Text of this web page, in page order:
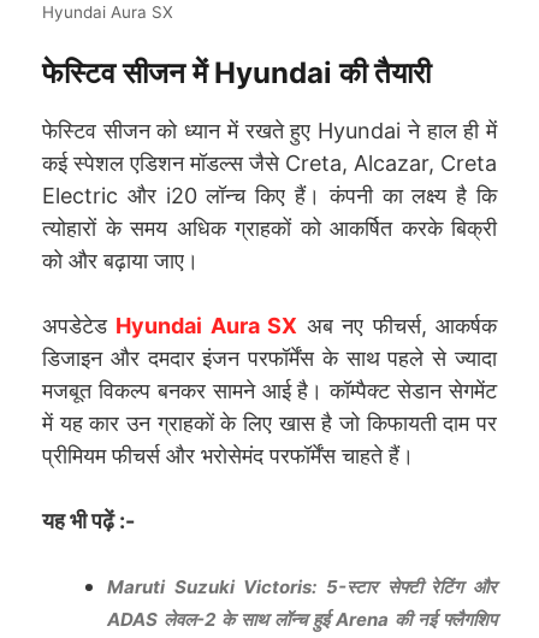
Hyundai Aura SX
फेस्टिव सीजन में Hyundai की तैयारी
फेस्टिव सीजन को ध्यान में रखते हुए Hyundai ने हाल ही में
कई स्पेशल एडिशन मॉडल्स जैसे Creta, Alcazar, Creta
Electric और i20 लॉन्च किए हैं। कंपनी का लक्ष्य है कि
त्योहारों के समय अधिक ग्राहकों को आकर्षित करके बिक्री
को और बढ़ाया जाए।
अपडेटेड Hyundai Aura SX अब नए फीचर्स, आकर्षक
डिजाइन और दमदार इंजन परफॉर्मेंस के साथ पहले से ज्यादा
मजबूत विकल्प बनकर सामने आई है। कॉम्पैक्ट सेडान सेगमेंट
में यह कार उन ग्राहकों के लिए खास है जो किफायती दाम पर
प्रीमियम फीचर्स और भरोसेमंद परफॉर्मेंस चाहते हैं।
यह भी पढ़ें :-
Maruti Suzuki Victoris: 5-स्टार सेफ्टी रेटिंग और
ADAS लेवल-2 के साथ लॉन्च हुई Arena की नई फ्लैगशिप